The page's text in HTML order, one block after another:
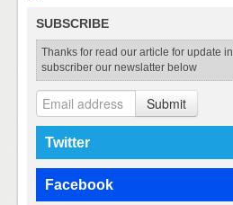
SUBSCRIBE
Thanks for read our article for update
subscriber our newslatter below
Submit
Twitter
Facebook